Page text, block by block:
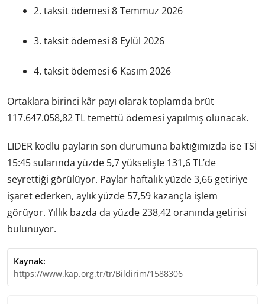
2. taksit ödemesi 8 Temmuz 2026
3. taksit ödemesi 8 Eylül 2026
4. taksit ödemesi 6 Kasım 2026
Ortaklara birinci kâr payı olarak toplamda brüt
117.647.058,82 TL temettü ödemesi yapılmış olunacak.
LIDER kodlu payların son durumuna baktığımızda ise TSİ
15:45 sularında yüzde 5,7 yükselişle 131,6 TL’de
seyrettiği görülüyor. Paylar haftalık yüzde 3,66 getiriye
işaret ederken, aylık yüzde 57,59 kazançla işlem
görüyor. Yıllık bazda da yüzde 238,42 oranında getirisi
bulunuyor.
Kaynak:
https://www.kap.org.tr/tr/Bildirim/1588306